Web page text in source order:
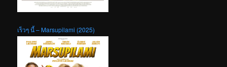
เร็วๆ นี้ – Marsupilami (2025)